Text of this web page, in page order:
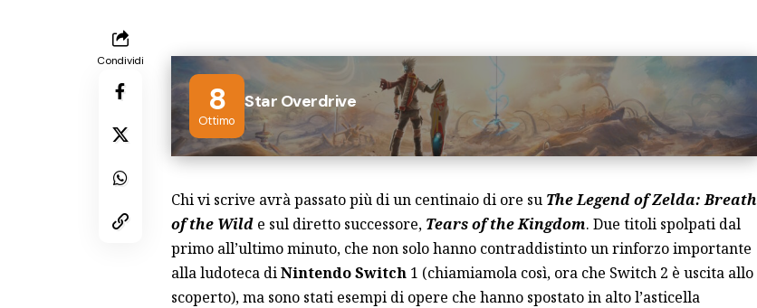
Condividi
8
Ottimo
Star Overdrive
Chi vi scrive avrà passato più di un centinaio di ore su The Legend of Zelda: Breath
of the Wilde sul diretto successore, Tears of the Kingdom. Due titoli spolpati dal
primo all’ultimo minuto, che non solo hanno contraddistinto un rinforzo importante
alla ludoteca diNintendo Switch1 (chiamiamola così, ora che Switch 2 è uscita allo
scoperto), ma sono stati esempi di opere che hanno spostato in alto l’asticella